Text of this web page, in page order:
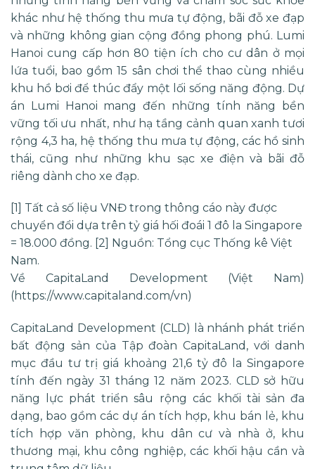
khác như hệ thống thu mưa tự động, bãi đỗ xe đạp
và những không gian cộng đồng phong phú. Lumi
Hanoi cung cấp hơn 80 tiện ích cho cư dân ở mọi
lứa tuổi, bao gồm 15 sân chơi thể thao cùng nhiều
khu hồ bơi để thúc đẩy một lối sống năng động. Dự
án Lumi Hanoi mang đến những tính năng bền
vững tối ưu nhất, như hạ tầng cảnh quan xanh tươi
rộng 4,3 ha, hệ thống thu mưa tự động, các hồ sinh
thái, cũng như những khu sạc xe điện và bãi đỗ
riêng dành cho xe đạp.
[1] Tất cả số liệu VNĐ trong thông cáo này được
chuyển đổi dựa trên tỷ giá hối đoái 1 đô la Singapore
= 18.000 đồng. [2] Nguồn: Tổng cục Thống kê Việt
Nam.
Về CapitaLand Development (Việt Nam)
(https://www.capitaland.com/vn)
CapitaLand Development (CLD) là nhánh phát triển
bất động sản của Tập đoàn CapitaLand, với danh
mục đầu tư trị giá khoảng 21,6 tỷ đô la Singapore
tính đến ngày 31 tháng 12 năm 2023. CLD sở hữu
năng lực phát triển sâu rộng các khối tài sản đa
dạng, bao gồm các dự án tích hợp, khu bán lẻ, khu
tích hợp văn phòng, khu dân cư và nhà ở, khu
thương mại, khu công nghiệp, các khối hậu cần và